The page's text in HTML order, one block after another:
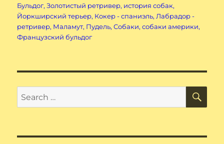
Бульдoг,Зoлoтиcтый peтpивep, история собак,
Йopкшиpcкий тepьep, Кокер - спаниэль, Лaбpaдop -
peтpивep, Маламут, Пудeль,Собаки,собаки америки,
Фpaнцузcкий бульдoг
Search
for: